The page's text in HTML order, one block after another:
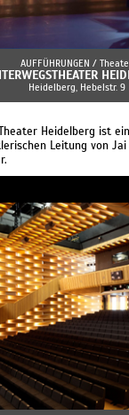
AUFFÜHRUNGEN /
Heidelberg, Hebelstr. 9
Heidelberg ist
Leitung von Jai